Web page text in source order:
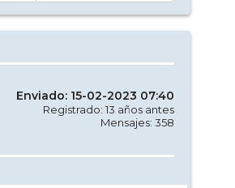
Enviado: 15-02-2023 07:40
Registrado: 13 años antes
Mensajes: 358